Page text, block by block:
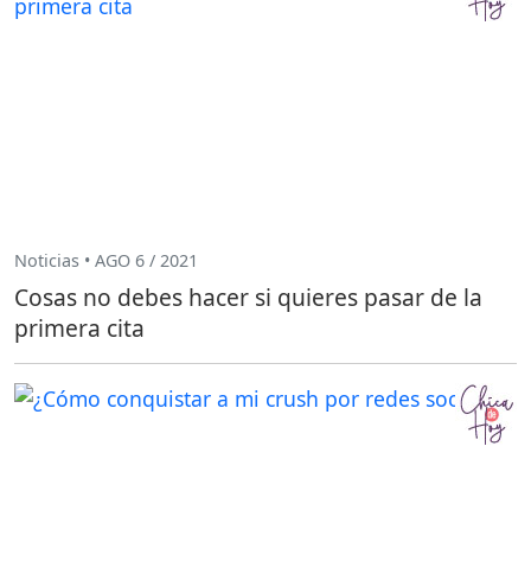
Noticias • AGO 6 / 2021
Cosas no debes hacer si quieres pasar de la
primera cita